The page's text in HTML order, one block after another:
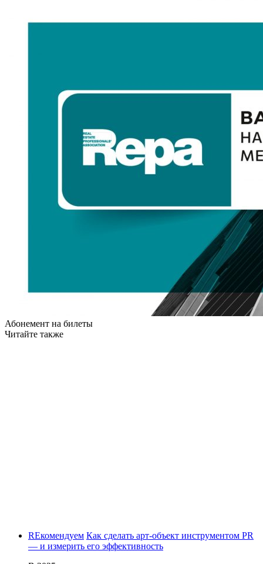
Абонемент на билеты
Читайте также
REкомендуем Как сделать арт-объект инструментом PR
— и измерить его эффективность